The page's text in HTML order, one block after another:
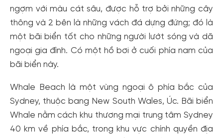
ngợm với màu cát sâu, được hỗ trợ bởi những cây
thông và 2 bên là những vách đá dựng đứng; đó là
một bãi biển tốt cho những người lướt sóng và dã
ngoại gia đình. Có một hồ bơi ở cuối phía nam của
bãi biển này.
Whale Beach là một vùng ngoại ô phía bắc của
Sydney, thuộc bang New South Wales, Úc. Bãi biển
Whale nằm cách khu thương mại trung tâm Sydney
40 km về phía bắc, trong khu vực chính quyền địa